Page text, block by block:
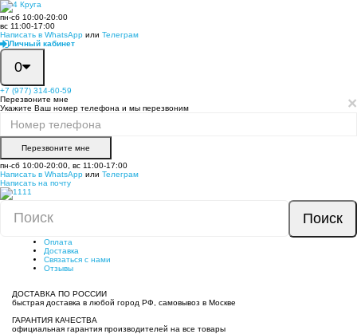
пн-сб 10:00-20:00
вс 11:00-17:00
Написать в WhatsApp или Телеграм
Личный кабинет
0
+7 (977) 314-60-59
×
Перезвоните мне
Укажите Ваш номер телефона и мы перезвоним
Перезвоните мне
пн-сб 10:00-20:00, вс 11:00-17:00
Написать в WhatsApp или Телеграм
Написать на почту
Поиск
Оплата
Доставка
Связаться с нами
Отзывы
ДОСТАВКА ПО РОССИИ
быстрая доставка в любой город РФ, самовывоз в Москве
ГАРАНТИЯ КАЧЕСТВА
официальная гарантия производителей на все товары